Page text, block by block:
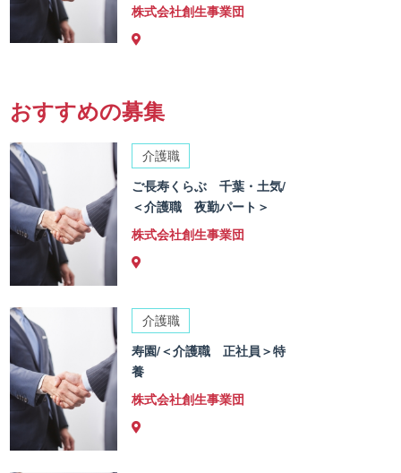
株式会社創生事業団
おすすめの募集
介護職
ご長寿くらぶ 千葉・土気/
＜介護職 夜勤パート＞
株式会社創生事業団
介護職
寿園/＜介護職 正社員＞特
養
株式会社創生事業団